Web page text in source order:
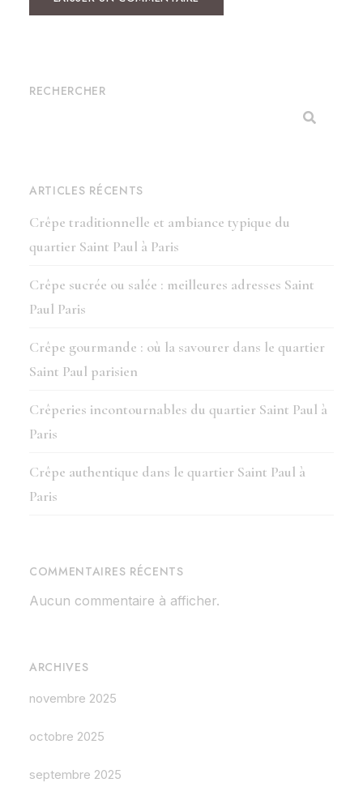
RECHERCHER
ARTICLES RÉCENTS
Crêpe traditionnelle et ambiance typique du
quartier Saint Paul à Paris
Crêpe sucrée ou salée : meilleures adresses Saint
Paul Paris
Crêpe gourmande : où la savourer dans le quartier
Saint Paul parisien
Crêperies incontournables du quartier Saint Paul à
Paris
Crêpe authentique dans le quartier Saint Paul à
Paris
COMMENTAIRES RÉCENTS
Aucun commentaire à afficher.
ARCHIVES
novembre 2025
octobre 2025
septembre 2025